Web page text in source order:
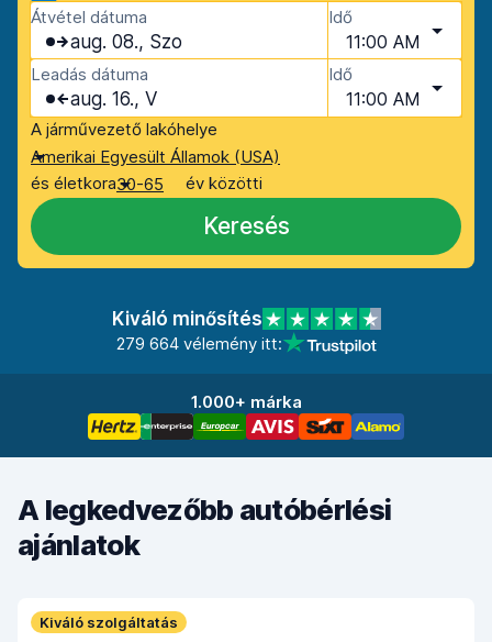
Átvétel dátuma
aug. 08., Szo
Idő
11:00 AM
Leadás dátuma
aug. 16., V
Idő
11:00 AM
A járművezető lakóhelye
Amerikai Egyesült Államok (USA)
és életkora30-65 év közötti
Keresés
Kiváló minősítés
279 664 vélemény itt:
1.000+ márka
A legkedvezőbb autóbérlési
ajánlatok
Kiváló szolgáltatás